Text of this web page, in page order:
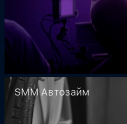
SMM Автозайм